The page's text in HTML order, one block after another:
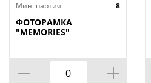
Мин. партия
8
ФОТОРАМКА
"MEMORIES"